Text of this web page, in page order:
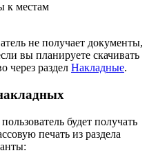
к местам
не получает документы,
вы планируете скачивать
через раздел Накладные.
будет получать
печать из раздела